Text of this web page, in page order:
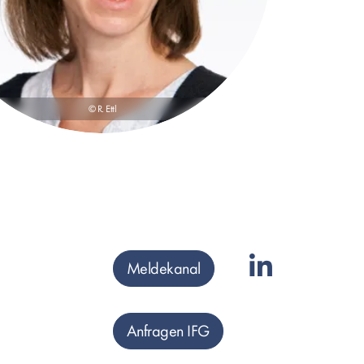
© R. Ettl
Meldekanal
Anfragen IFG